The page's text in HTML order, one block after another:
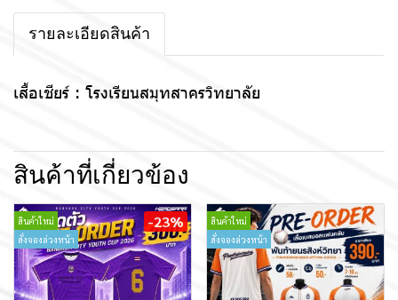
รายละเอียดสินค้า
เสื้อเชียร์ : โรงเรียนสมุทสาครวิทยาลัย
สินค้าที่เกี่ยวข้อง
สินค้าใหม่
สั่งจองล่วงหน้า
-23%
สินค้าใหม่
สั่งจองล่วงหน้า